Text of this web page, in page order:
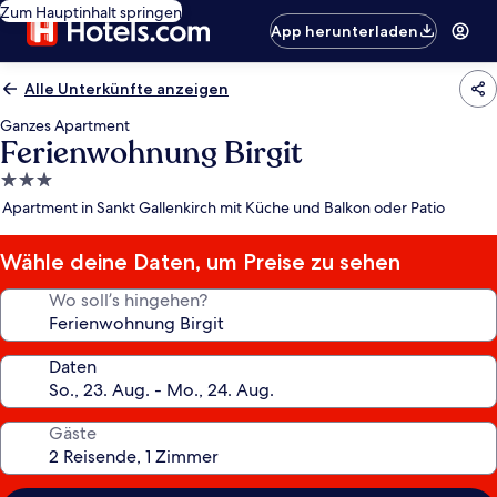
Zum Hauptinhalt springen
App herunterladen
Alle Unterkünfte anzeigen
Ganzes Apartment
Ferienwohnung Birgit
3.0-
Sterne-
Apartment in Sankt Gallenkirch mit Küche und Balkon oder Patio
Wähle deine Daten, um Preise zu sehen
Wo soll’s hingehen?
Daten
Gäste